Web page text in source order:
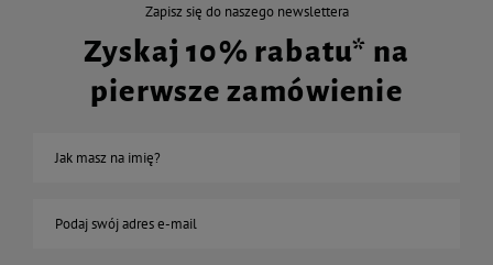
Zapisz się do naszego newslettera
Zyskaj 10% rabatu* na
pierwsze zamówienie
Jak masz na imię?
Podaj swój adres e-mail